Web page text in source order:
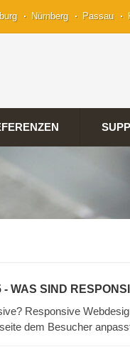
Nürnberg Passau
- WAS SIND
Responsive
dem Besucher